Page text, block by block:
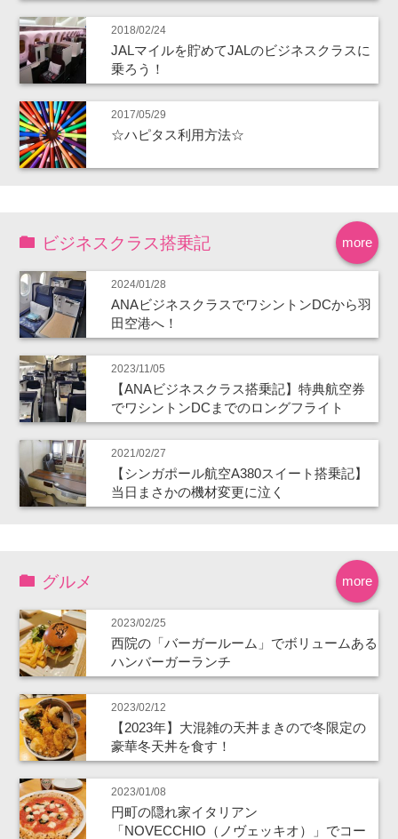
2018/02/24
JALマイルを貯めてJALのビジネスクラスに
乗ろう！
2017/05/29
☆ハピタス利用方法☆
more
ビジネスクラス搭乗記
2024/01/28
ANAビジネスクラスでワシントンDCから羽
田空港へ！
2023/11/05
【ANAビジネスクラス搭乗記】特典航空券
でワシントンDCまでのロングフライト
2021/02/27
【シンガポール航空A380スイート搭乗記】
当日まさかの機材変更に泣く
more
グルメ
2023/02/25
西院の「バーガールーム」でボリュームある
ハンバーガーランチ
2023/02/12
【2023年】大混雑の天丼まきので冬限定の
豪華冬天丼を食す！
2023/01/08
円町の隠れ家イタリアン
「NOVECCHIO（ノヴェッキオ）」でコー